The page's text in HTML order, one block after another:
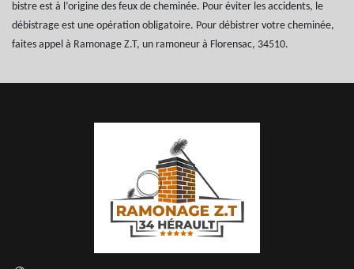
bistre est à l’origine des feux de cheminée. Pour éviter les accidents, le
débistrage est une opération obligatoire. Pour débistrer votre cheminée,
faites appel à Ramonage Z.T, un ramoneur à Florensac, 34510.